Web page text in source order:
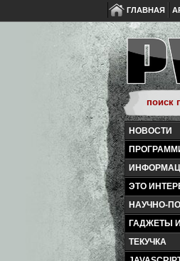
ГЛАВНАЯ
НОВОСТИ
ЭТО
НАУЧНО-
ГАДЖЕТЫ
ТЕКУЧКА